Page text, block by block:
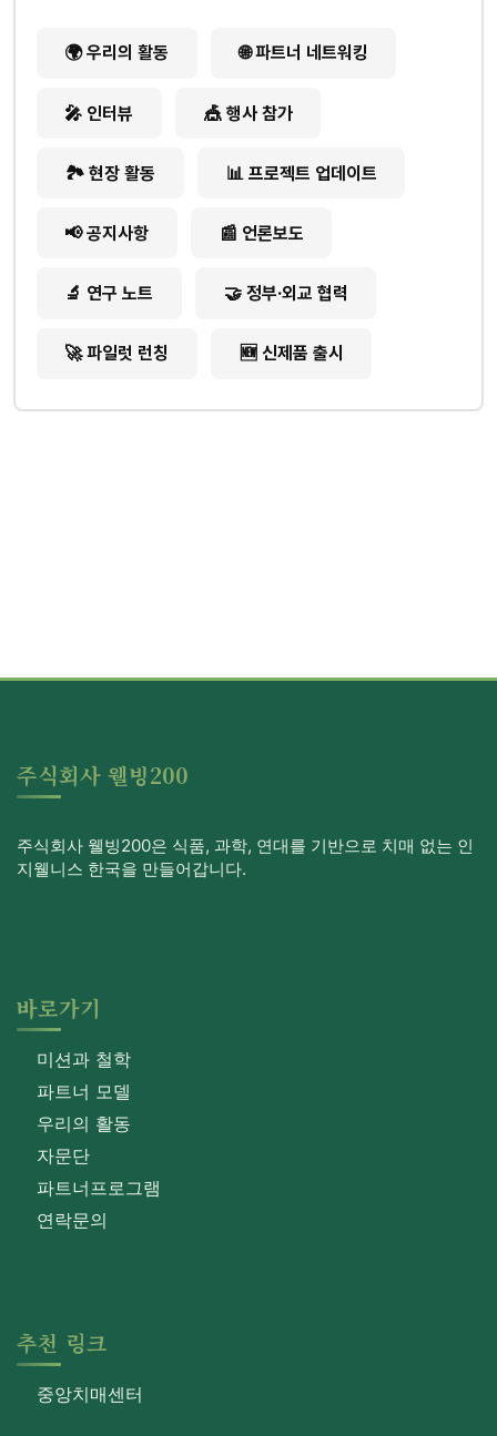
🌍 우리의 활동 🌐 파트너 네트워킹
🎤 인터뷰 🎪 행사 참가
🏞️ 현장 활동 📊 프로젝트 업데이트
📢 공지사항 📰 언론보도
🔬 연구 노트 🤝 정부·외교 협력
🚀 파일럿 런칭 🆕 신제품 출시
주식회사 웰빙200
주식회사 웰빙200은 식품, 과학, 연대를 기반으로 치매 없는 인
지웰니스 한국을 만들어갑니다.
바로가기
미션과 철학
파트너 모델
우리의 활동
자문단
파트너프로그램
연락문의
추천 링크
중앙치매센터